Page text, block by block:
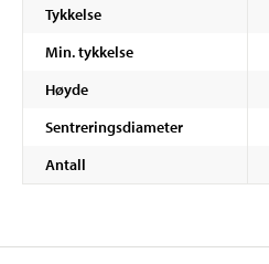
Tykkelse
Min. tykkelse
Høyde
Sentreringsdiameter
Antall